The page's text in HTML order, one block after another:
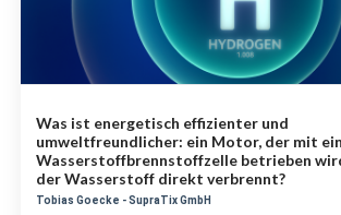
Was ist energetisch effizienter und
umweltfreundlicher: ein Motor, der mit
Wasserstoffbrennstoffzelle betrieben
der Wasserstoff direkt verbrennt?
Tobias Goecke - SupraTix GmbH